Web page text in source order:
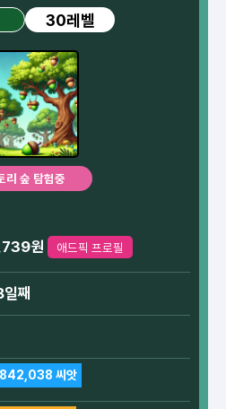
30레벨
리 숲 탐험중
원 애드픽 프로필
째
씨앗